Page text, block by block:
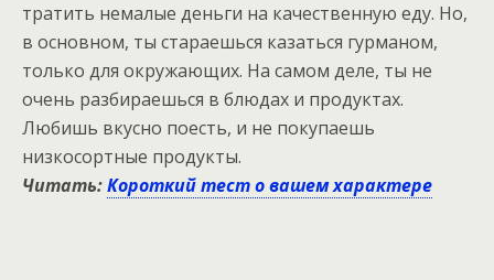
тратить немалые деньги на качественную еду. Но,
в основном, ты стараешься казаться гурманом,
только для окружающих. На самом деле, ты не
очень разбираешься в блюдах и продуктах.
Любишь вкусно поесть, и не покупаешь
низкосортные продукты.
Читать:Короткий тест о вашем характере